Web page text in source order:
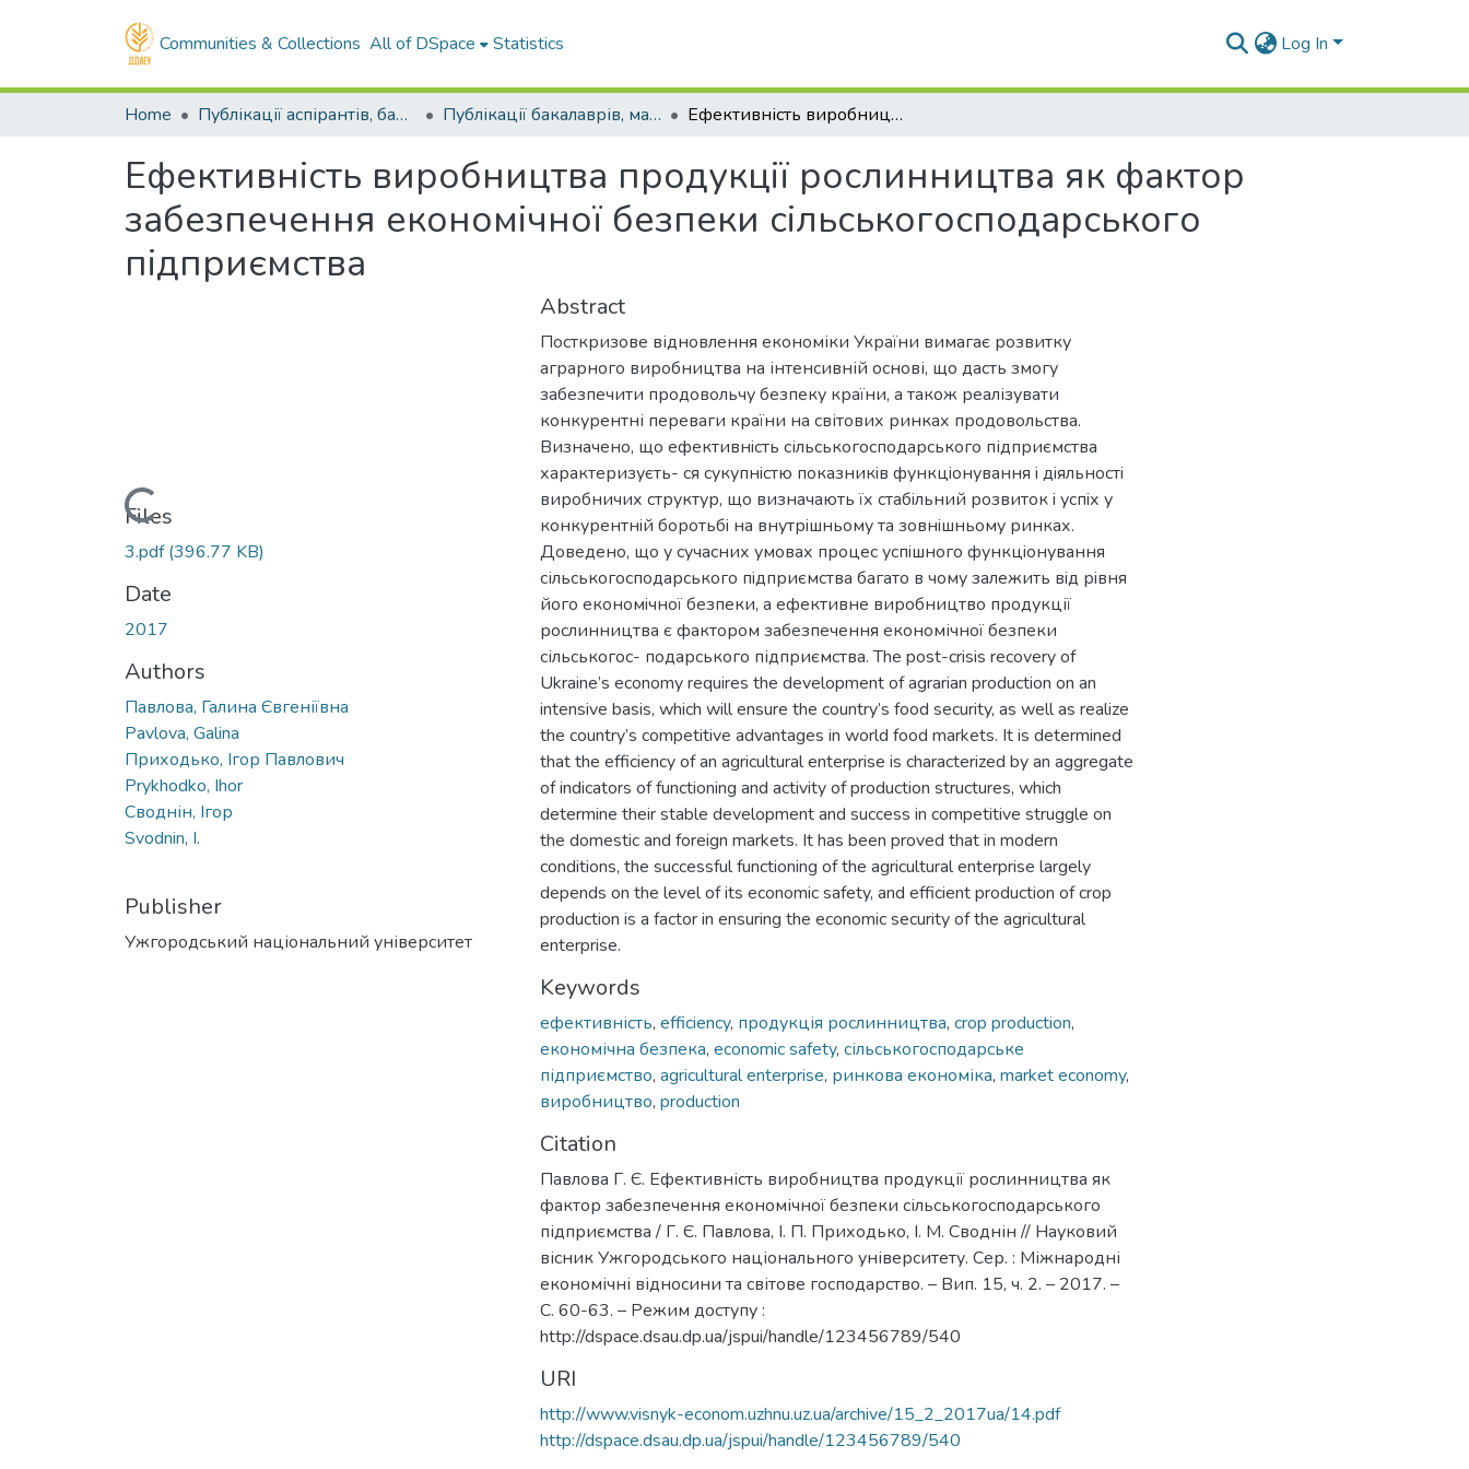
Communities & Collections All of DSpace Statistics Log In
Home Публікації аспірантів, бакалаврів, магістрів Публікації бакалаврів, магістрів Ефективність виробництва продукції рослинництва як фактор забезпечення економічної безпеки сільськогосподарського підприємства
Ефективність виробництва продукції рослинництва як фактор
забезпечення економічної безпеки сільськогосподарського
підприємства
Loading...
Files
3.pdf(396.77 KB)
Date
2017
Authors
Павлова, Галина Євгеніївна
Pavlova, Galina
Приходько, Ігор Павлович
Prykhodko, Ihor
Своднін, Ігор
Svodnin, I.
Publisher
Ужгородський національний університет
Abstract
Посткризове відновлення економіки України вимагає розвитку
аграрного виробництва на інтенсивній основі, що дасть змогу
забезпечити продовольчу безпеку країни, а також реалізувати
конкурентні переваги країни на світових ринках продовольства.
Визначено, що ефективнiсть сільськогосподарського підприємства
характеризуєть- ся сукупнiстю показникiв функцiонування i дiяльностi
виробничих структур, що визначають їх стабiльний розвиток i успiх у
конкурентнiй боротьбi на внутрiшньому та зовнiшньому ринках.
Доведено, що у сучасних умовах процес успiшного функцiонування
сільськогосподарського пiдприємства багато в чому залежить вiд рiвня
його економiчної безпеки, а ефективне виробництво продукції
рослинництва є фактором забезпечення економічної безпеки
сільськогос- подарського підприємства. The post-crisis recovery of
Ukraine’s economy requires the development of agrarian production on an
intensive basis, which will ensure the country’s food security, as well as realize
the country’s competitive advantages in world food markets. It is determined
that the efficiency of an agricultural enterprise is characterized by an aggregate
of indicators of functioning and activity of production structures, which
determine their stable development and success in competitive struggle on
the domestic and foreign markets. It has been proved that in modern
conditions, the successful functioning of the agricultural enterprise largely
depends on the level of its economic safety, and efficient production of crop
production is a factor in ensuring the economic security of the agricultural
enterprise.
Keywords
ефективність, efficiency, продукція рослинництва, crop production,
економічна безпека, economic safety, сільськогосподарське
підприємство, agricultural enterprise, ринкова економіка, market economy,
виробництво, production
Citation
Павлова Г. Є. Ефективність виробництва продукції рослинництва як
фактор забезпечення економічної безпеки сільськогосподарського
підприємства / Г. Є. Павлова, І. П. Приходько, І. М. Своднін // Науковий
вісник Ужгородського національного університету. Сер. : Міжнародні
економічні відносини та світове господарство. – Вип. 15, ч. 2. – 2017. –
С. 60-63. – Режим доступу :
http://dspace.dsau.dp.ua/jspui/handle/123456789/540
URI
http://www.visnyk-econom.uzhnu.uz.ua/archive/15_2_2017ua/14.pdf
http://dspace.dsau.dp.ua/jspui/handle/123456789/540